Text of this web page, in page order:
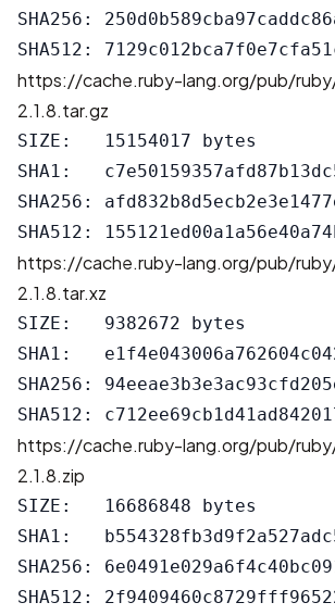
SHA256:
https://cache.ruby-lang.org/pub/
2.1.8.tar.gz
SIZE:   15154017 bytes
SHA1:
SHA256:
https://cache.ruby-lang.org/pub/
2.1.8.tar.xz
SIZE:   9382672 bytes
SHA1:
SHA256:
https://cache.ruby-lang.org/pub/
2.1.8.zip
SIZE:   16686848 bytes
SHA1:
SHA256: